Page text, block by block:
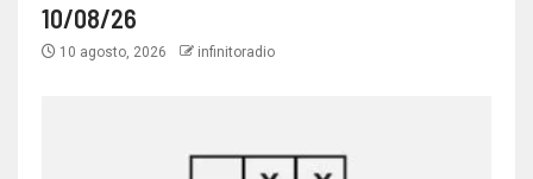
10/08/26
10 agosto, 2026 infinitoradio